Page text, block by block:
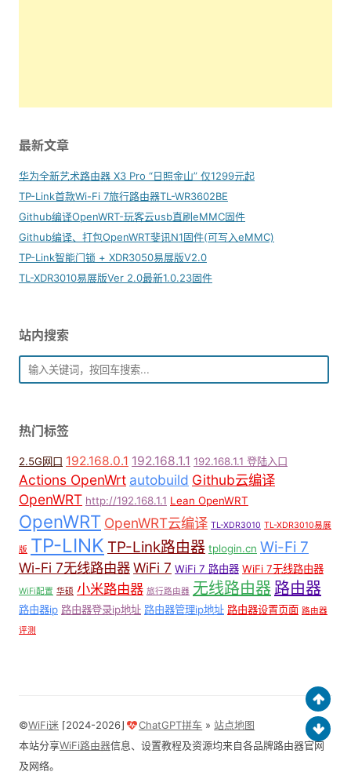
最新文章
华为全新艺术路由器 X3 Pro “日照金山” 仅1299元起
TP-Link首款Wi-Fi 7旅行路由器TL-WR3602BE
Github编译OpenWRT-玩客云usb直刷eMMC固件
Github编译、打包OpenWRT斐讯N1固件(可写入eMMC)
TP-Link智能门锁 + XDR3050易展版V2.0
TL-XDR3010易展版Ver 2.0最新1.0.23固件
站内搜索
热门标签
2.5G网口 192.168.0.1 192.168.1.1 192.168.1.1 登陆入口
Actions OpenWrt autobuild Github云编译
OpenWRT http://192.168.1.1 Lean OpenWRT
OpenWRT OpenWRT云编译 TL-XDR3010 TL-XDR3010易展
版 TP-LINK TP-Link路由器 tplogin.cn Wi-Fi 7
Wi-Fi 7无线路由器WiFi 7 WiFi 7 路由器 WiFi 7无线路由器
WiFi配置 华硕 小米路由器 旅行路由器 无线路由器路由器
路由器ip 路由器登录ip地址 路由器管理ip地址 路由器设置页面 路由器
评测
©WiFi迷 ⌈2024-2026⌋ ChatGPT拼车 »站点地图
本站分享WiFi路由器信息、设置教程及资源均来自各品牌路由器官网
及网络。